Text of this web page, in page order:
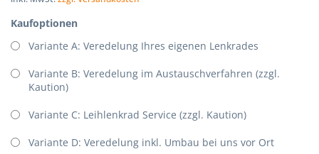
Kaufoptionen
Variante A: Veredelung Ihres eigenen Lenkrades
Variante B: Veredelung im Austauschverfahren (zzgl.
Kaution)
Variante C: Leihlenkrad Service (zzgl. Kaution)
Variante D: Veredelung inkl. Umbau bei uns vor Ort